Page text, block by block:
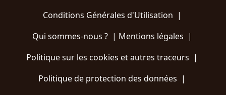
Conditions Générales d'Utilisation |
Qui sommes-nous ?| Mentions légales |
Politique sur les cookies et autres traceurs |
Politique de protection des données |